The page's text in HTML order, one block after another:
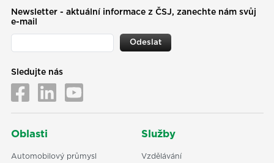
Newsletter - aktuální informace z ČSJ, zanechte nám svůj
e-mail
Odeslat
Sledujte nás
Oblasti
Automobilový průmysl
Služby
Vzdělávání